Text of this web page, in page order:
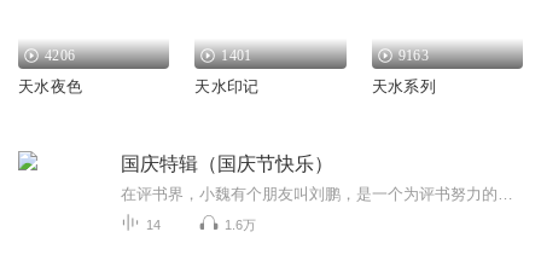
4206
天水夜色
1401
天水印记
9163
天水系列
国庆特辑（国庆节快乐）
14 1.6万